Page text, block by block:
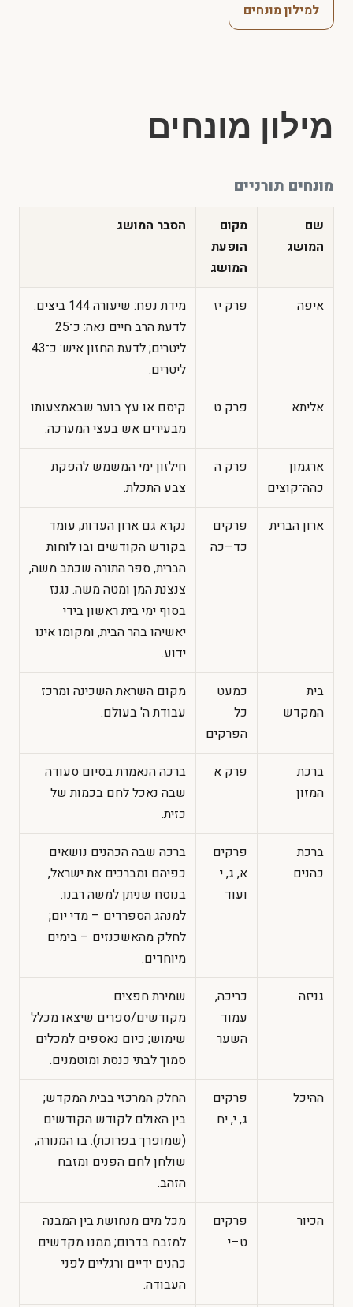
למילון מונחים
מילון מונחים
מונחים תורניים
שם
המושג
מקום
הופעת
המושג
הסבר המושג
איפה פרק יז
מידת נפח: שיעורה 144 ביצים.
לדעת הרב חיים נאה: כ־25
ליטרים; לדעת החזון איש: כ־43
ליטרים.
אליתא
פרק ט
קיסם או עץ בוער שבאמצעותו
מבעירים אש בעצי המערכה.
ארגמון
כהה־קוצים
פרק ה
חילזון ימי המשמש להפקת
צבע התכלת.
ארון הברית
פרקים
כד–כה
נקרא גם ארון העדות; עומד
בקודש הקודשים ובו לוחות
הברית, ספר התורה שכתב משה,
צנצנת המן ומטה משה. נגנז
בסוף ימי בית ראשון בידי
יאשיהו בהר הבית, ומקומו אינו
ידוע.
בית
המקדש
כמעט
כל
הפרקים
מקום השראת השכינה ומרכז
עבודת ה' בעולם.
ברכת
המזון
פרק א
ברכה הנאמרת בסיום סעודה
שבה נאכל לחם בכמות של
כזית.
ברכת
כהנים
פרקים
א, ג, י
ועוד
ברכה שבה הכהנים נושאים
כפיהם ומברכים את ישראל,
בנוסח שניתן למשה רבנו.
למנהג הספרדים – מדי יום;
לחלק מהאשכנזים – בימים
מיוחדים.
גניזה
כריכה,
עמוד
השער
שמירת חפצים
מקודשים/ספרים שיצאו מכלל
שימוש; כיום נאספים למכלים
סמוך לבתי כנסת ומוטמנים.
ההיכל
פרקים
ג, י, יח
החלק המרכזי בבית המקדש;
בין האולם לקודש הקודשים
(שמופרך בפרוכת). בו המנורה,
שולחן לחם הפנים ומזבח
הזהב.
הכיור
פרקים
ט–י
מכל מים מנחושת בין המבנה
למזבח בדרום; ממנו מקדשים
כהנים ידיים ורגליים לפני
העבודה.